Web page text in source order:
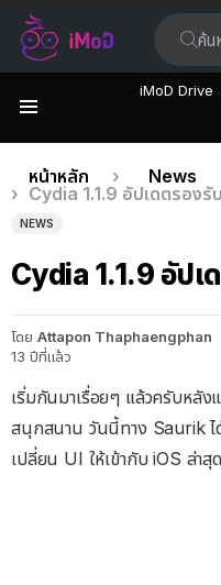
iMoD Drive
เรื่อง
ล่าสุด
คุณอยู่ที่นี่:
หน้าหลัก
News
Cydia 1.1.9 อัปเดตรองรั
NEWS
Cydia 1.1.9 อัปเ
โดย Attapon Thaphaengphan
13 ปีที่แล้ว
เริ่มกันมาเรื่อยๆ แล้วครับหลั
สนุกสนาน วันนี้ทาง Saurik ไ
เปลี่ยน UI ให้เข้ากับ iOS ล่าสุด